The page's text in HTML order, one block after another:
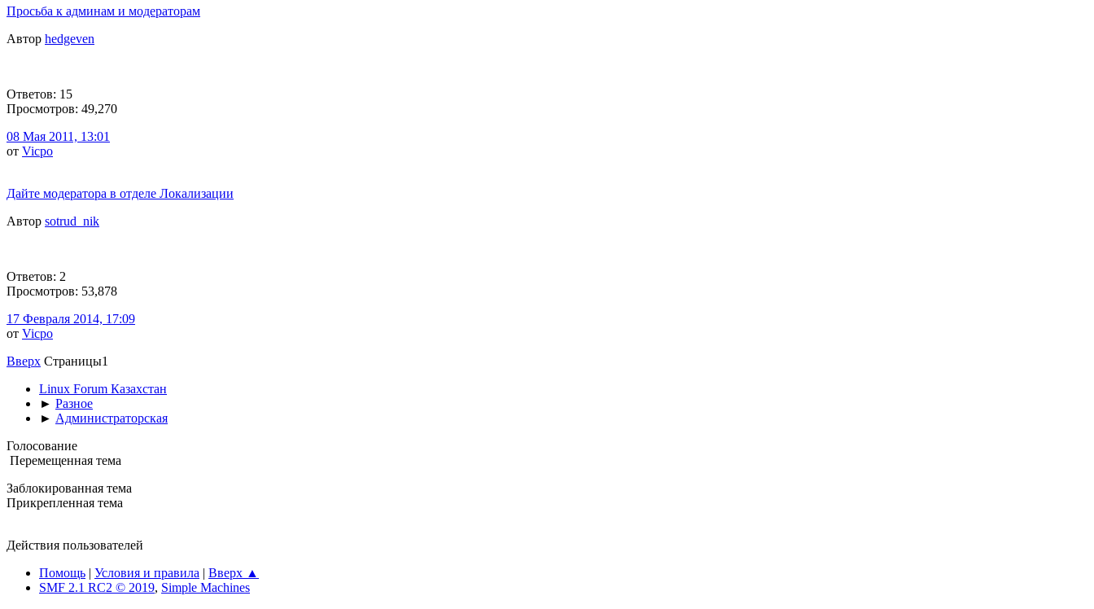
Просьба к админам и модераторам
Автор hedgeven
Ответов: 15
Просмотров: 49,270
08 Мая 2011, 13:01
от Vicpo
Дайте модератора в отделе Локализации
Автор sotrud_nik
Ответов: 2
Просмотров: 53,878
17 Февраля 2014, 17:09
от Vicpo
Вверх Страницы1
Linux Forum Казахстан
► Разное
► Администраторская
Голосование
Перемещенная тема
Заблокированная тема
Прикрепленная тема
Действия пользователей
Помощь | Условия и правила | Вверх ▲
SMF 2.1 RC2 © 2019, Simple Machines